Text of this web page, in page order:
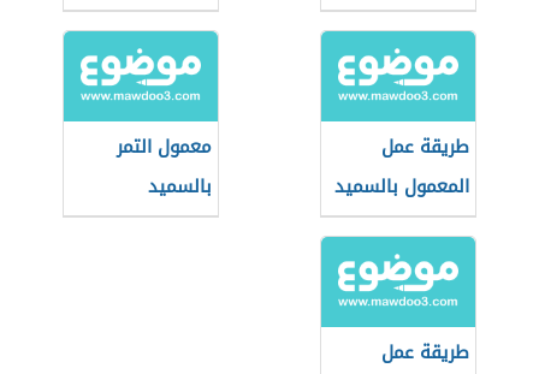
طريقة عمل
المعمول بالسميد
الفلسطيني
معمول التمر
بالسميد
طريقة عمل